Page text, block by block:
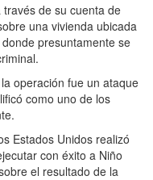
de su cuenta de
una vivienda ubicada
presuntamente se
operación fue un ataque
como uno de los
Estados Unidos realizó
con éxito a Niño
el resultado de la